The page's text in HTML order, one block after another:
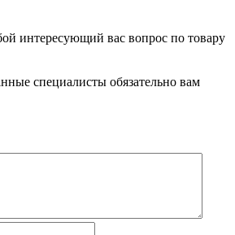
интересующий вас вопрос по товару
специалисты обязательно вам